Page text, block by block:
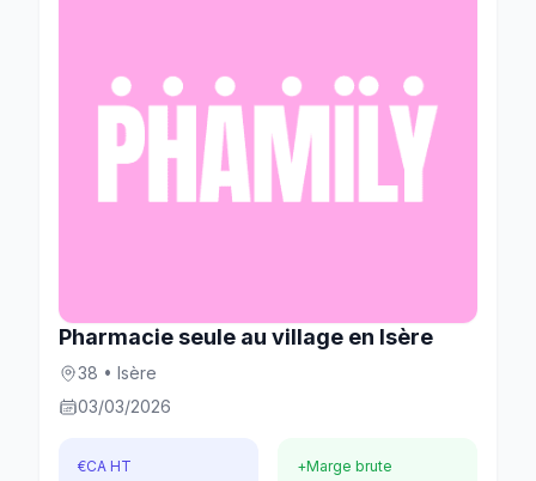
Pharmacie seule au village en Isère
38 • Isère
03/03/2026
€CA HT +Marge brute